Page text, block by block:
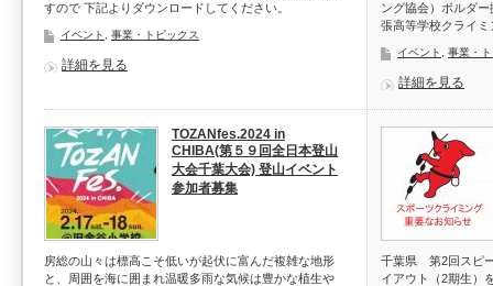
すので 下記よりダウンロードしてください。
イベント 事業・トピックス
詳細を見る
ング協会）ボルダ
張高等学校クライ
イベント 事業・
詳細を見る
TOZANfes.2024 in
CHIBA(第５９回全日本登山
大会千葉大会) 登山イベント
参加者募集
房総の山々は標高こそ低いが起伏に富んだ複雑な地形
と、周囲を海に囲まれ温暖多雨な気候は豊かな植生や
千葉県 第2回スピ
イアウト（2期生）